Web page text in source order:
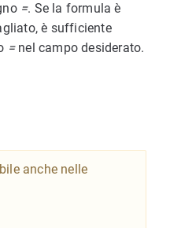
=. Se la formula è
è sufficiente
=nel campo desiderato.
anche nelle